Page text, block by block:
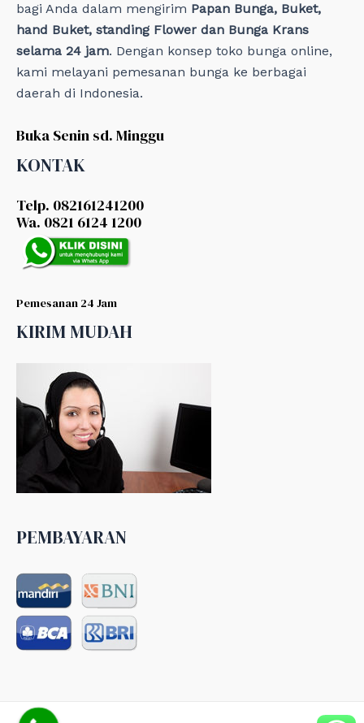
bagi Anda dalam mengirim Papan Bunga, Buket,
hand Buket, standing Flower dan Bunga Krans
selama 24 jam. Dengan konsep toko bunga online,
kami melayani pemesanan bunga ke berbagai
daerah di Indonesia.
Buka Senin sd. Minggu
KONTAK
Telp. 082161241200
Wa. 0821 6124 1200
Pemesanan 24 Jam
KIRIM MUDAH
PEMBAYARAN